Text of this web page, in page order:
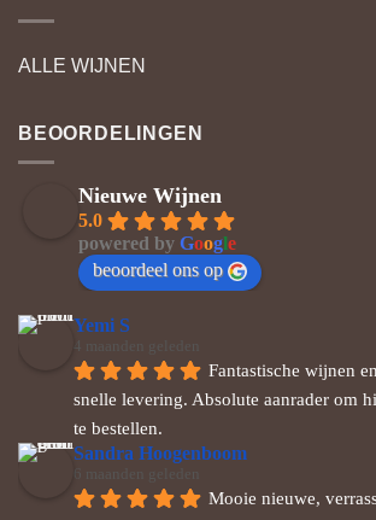
ALLE WIJNEN
BEOORDELINGEN
Nieuwe Wijnen
5.0
powered by Google
beoordeel ons op
Yemi S
4 maanden geleden
Fantastische wijnen
snelle levering. Absolute aanrader om
te bestellen.
Sandra Hoogenboom
6 maanden geleden
Mooie nieuwe,